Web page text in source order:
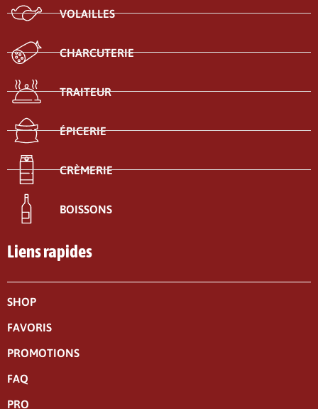
VOLAILLES
CHARCUTERIE
TRAITEUR
ÉPICERIE
CRÈMERIE
BOISSONS
Liens rapides
SHOP
FAVORIS
PROMOTIONS
FAQ
PRO